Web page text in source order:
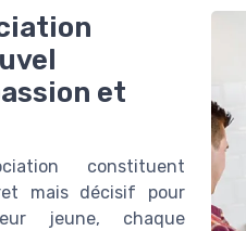
et
constituent
mais décisif pour
jeune, chaque